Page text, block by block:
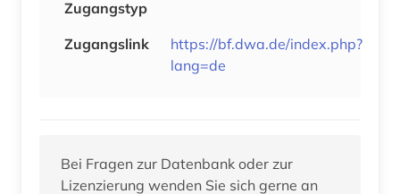
Zugangstyp
Zugangslink
https://bf.dwa.de/index.php?
lang=de
Bei Fragen zur Datenbank oder zur
Lizenzierung wenden Sie sich gerne an